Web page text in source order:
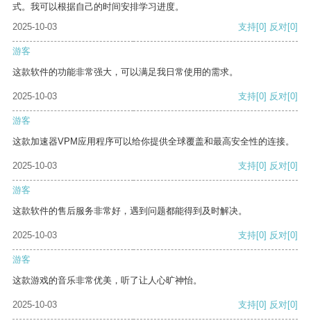
式。我可以根据自己的时间安排学习进度。
2025-10-03
支持[0] 反对[0]
游客
这款软件的功能非常强大，可以满足我日常使用的需求。
2025-10-03 支持[0] 反对[0]
游客
这款加速器VPM应用程序可以给你提供全球覆盖和最高安全性的连接。
2025-10-03 支持[0] 反对[0]
游客
这款软件的售后服务非常好，遇到问题都能得到及时解决。
2025-10-03 支持[0] 反对[0]
游客
这款游戏的音乐非常优美，听了让人心旷神怡。
2025-10-03 支持[0] 反对[0]